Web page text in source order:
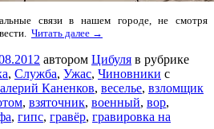
связи в нашем городе, не смотря
Читать далее →
автором Цибуля в рубрике
, Служба, Ужас, Чиновники с
Каненков, веселье, взломщик
, взяточник, военный, вор,
, гипс, гравёр, гравировка на